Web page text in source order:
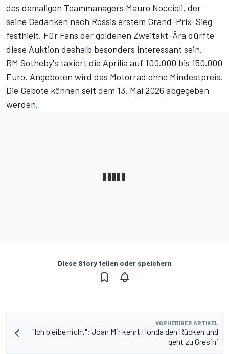
des damaligen Teammanagers Mauro Noccioli, der
seine Gedanken nach Rossis erstem Grand-Prix-Sieg
festhielt. Für Fans der goldenen Zweitakt-Ära dürfte
diese Auktion deshalb besonders interessant sein.
RM Sotheby's taxiert die Aprilia auf 100.000 bis 150.000
Euro. Angeboten wird das Motorrad ohne Mindestpreis.
Die Gebote können seit dem 13. Mai 2026 abgegeben
werden.
Diese Story teilen oder speichern
VORHERIGER ARTIKEL
"Ich bleibe nicht": Joan Mir kehrt Honda den Rücken und
geht zu Gresini